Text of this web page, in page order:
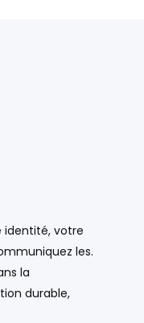
identité, votre
les.
la
durable,